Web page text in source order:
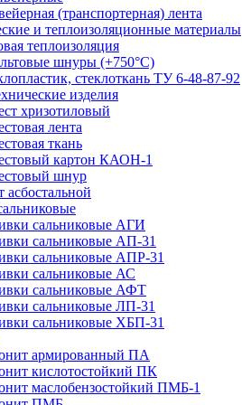
(транспортерная) лента
и теплоизоляционные материалы
теплоизоляция
шнуры (+750°С)
стеклоткань ТУ 6-48-87-92
изделия
хризотиловый
лента
ткань
картон КАОН-1
шнур
асбостальной
сальниковые АГИ
сальниковые АП-31
сальниковые АПР-31
сальниковые АС
сальниковые АФТ
сальниковые ЛП-31
сальниковые ХБП-31
армированный ПА
кислотостойкий ПК
маслобензостойкий ПМБ-1